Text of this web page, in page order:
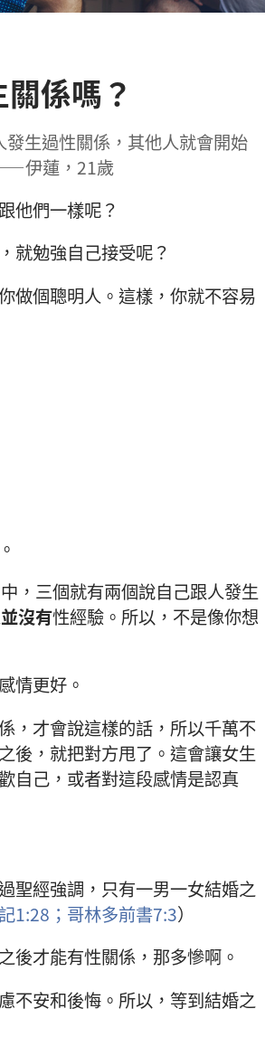
係嗎？
發生過性關係，其他人就會開始
伊蓮，21歲
他們一樣呢？
就勉強自己接受呢？
做個聰明人。這樣，你就不容易
，三個就有兩個說自己跟人發生
並沒有性經驗。所以，不是像你想
情更好。
，才會說這樣的話，所以千萬不
後，就把對方甩了。這會讓女生
自己，或者對這段感情是認真
聖經強調，只有一男一女結婚之
1:28； 哥林多前書7:3）
後才能有性關係，那多慘啊。
不安和後悔。所以，等到結婚之